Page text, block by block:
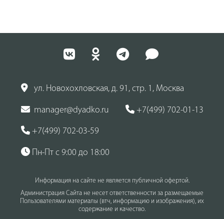
ул. Новохохловская, д. 91, стр. 1, Москва
manager@dyadko.ru +7(499) 702-01-13
+7(499) 702-03-59
Пн-Пт с 9:00 до 18:00
Информация на сайте не является публичной офертой.
Администрация Сайта не несет ответственности за размещаемые
Пользователями материалы (втч, информацию и изображения), их
содержание и качество.